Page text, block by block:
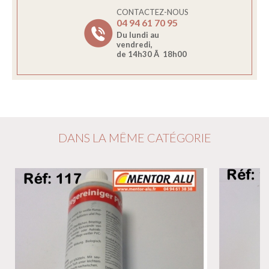
CONTACTEZ-NOUS
04 94 61 70 95
Du lundi au
vendredi,
de 14h30 Ã 18h00
DANS LA MÊME CATÉGORIE